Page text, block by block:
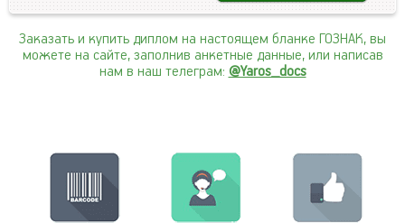
Заказать и купить диплом на настоящем бланке ГОЗНАК, вы
можете на сайте, заполнив анкетные данные, или написав
нам в наш телеграм: @Yaros_docs